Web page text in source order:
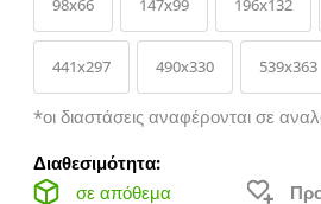
98x66 147x99 196x132
441x297 490x330 539x363
*οι διαστάσεις αναφέρονται σε
Διαθεσιμότητα:
σε απόθεμα